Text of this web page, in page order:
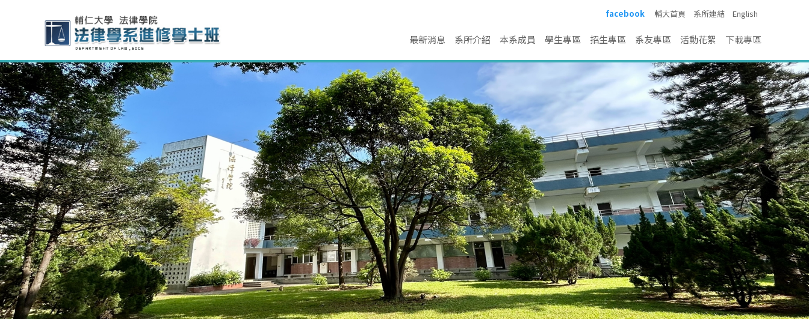
facebook 輔大首頁 系所連結 English
最新消息 系所介紹 本系成員 學生專區 招生專區 系友專區 活動花絮 下載專區